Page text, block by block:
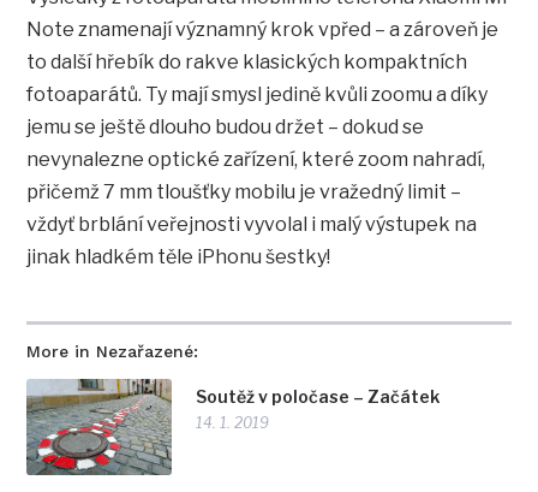
More in Nezařazené:
Soutěž v poločase – Začátek
14. 1. 2019
Note znamenají významný krok vpřed – a zároveň je
to další hřebík do rakve klasických kompaktních
fotoaparátů. Ty mají smysl jedině kvůli zoomu a díky
jemu se ještě dlouho budou držet – dokud se
nevynalezne optické zařízení, které zoom nahradí,
přičemž 7 mm tloušťky mobilu je vražedný limit –
vždyť brblání veřejnosti vyvolal i malý výstupek na
jinak hladkém těle iPhonu šestky!